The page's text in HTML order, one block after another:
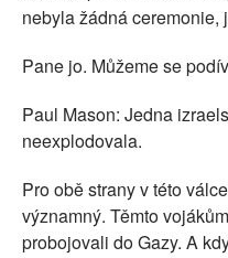
nebyla žádná ceremonie,
Pane jo. Můžeme se
Paul Mason: Jedna
neexplodovala.
Pro obě strany v této
významný. Těmto
probojovali do Gazy. A